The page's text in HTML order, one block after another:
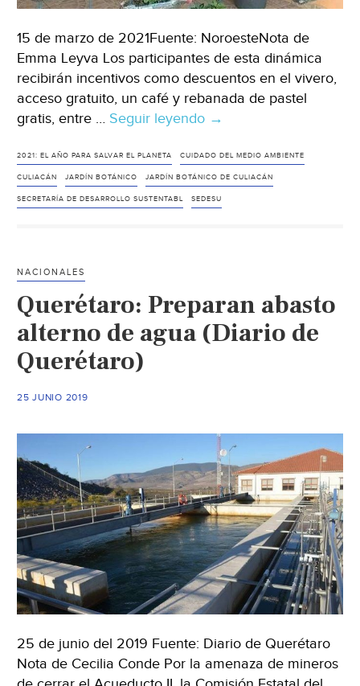
15 de marzo de 2021Fuente: NoroesteNota de
Emma Leyva Los participantes de esta dinámica
recibirán incentivos como descuentos en el vivero,
acceso gratuito, un café y rebanada de pastel
gratis, entre … Seguir leyendo Culiacán:
y
Jardín
Botánico
uso
a
objetos
ambiente
(Noroeste)
→
2021: EL AÑO PARA SALVAR EL PLANETA CUIDADO DEL MEDIO AMBIENTE
CULIACÁN JARDÍN BOTÁNICO JARDÍN BOTÁNICO DE CULIACÁN
SECRETARÍA DE DESARROLLO SUSTENTABL SEDESU
NACIONALES
Querétaro: Preparan abasto
alterno de agua (Diario de
Querétaro)
25 JUNIO 2019
25 de junio del 2019 Fuente: Diario de Querétaro
Nota de Cecilia Conde Por la amenaza de mineros